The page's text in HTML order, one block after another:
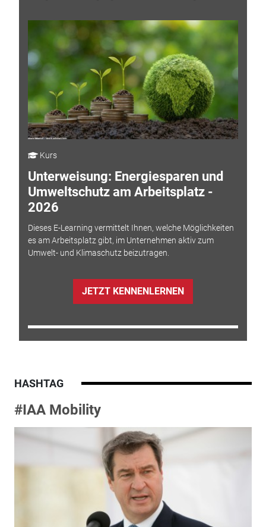
Kurs
Unterweisung: Energiesparen und
Umweltschutz am Arbeitsplatz -
2026
Dieses E-Learning vermittelt Ihnen, welche Möglichkeiten
es am Arbeitsplatz gibt, im Unternehmen aktiv zum
Umwelt- und Klimaschutz beizutragen.
JETZT KENNENLERNEN
HASHTAG
#IAA Mobility